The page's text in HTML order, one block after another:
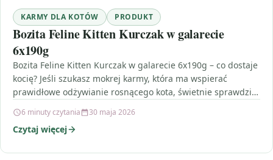
KARMY DLA KOTÓW PRODUKT
Bozita Feline Kitten Kurczak w galarecie
6x190g
Bozita Feline Kitten Kurczak w galarecie 6x190g – co dostaje
kocię? Jeśli szukasz mokrej karmy, która ma wspierać
prawidłowe odżywianie rosnącego kota, świetnie sprawdzi…
6 minuty czytania 30 maja 2026
Czytaj więcej